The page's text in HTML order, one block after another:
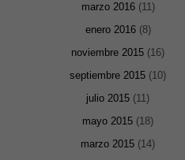
marzo 2016(11)
enero 2016(8)
noviembre 2015 (16)
septiembre 2015 (10)
julio 2015 (11)
mayo 2015 (18)
marzo 2015 (14)